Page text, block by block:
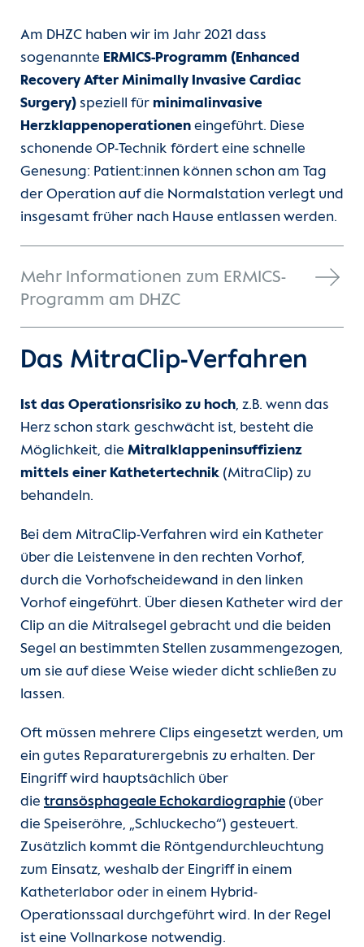
Am DHZC haben wir im Jahr 2021 dass
sogenannte ERMICS-Programm (Enhanced
Recovery After Minimally Invasive Cardiac
Surgery) speziell für minimalinvasive
Herzklappenoperationen eingeführt. Diese
schonende OP-Technik fördert eine schnelle
Genesung: Patient:innen können schon am Tag
der Operation auf die Normalstation verlegt und
insgesamt früher nach Hause entlassen werden.
Mehr Informationen zum ERMICS-
Programm am DHZC
Das MitraClip-Verfahren
Ist das Operationsrisiko zu hoch, z.B. wenn das
Herz schon stark geschwächt ist, besteht die
Möglichkeit, die Mitralklappeninsuffizienz
mittels einer Kathetertechnik (MitraClip) zu
behandeln.
Bei dem MitraClip-Verfahren wird ein Katheter
über die Leistenvene in den rechten Vorhof,
durch die Vorhofscheidewand in den linken
Vorhof eingeführt. Über diesen Katheter wird der
Clip an die Mitralsegel gebracht und die beiden
Segel an bestimmten Stellen zusammengezogen,
um sie auf diese Weise wieder dicht schließen zu
lassen.
Oft müssen mehrere Clips eingesetzt werden, um
ein gutes Reparaturergebnis zu erhalten. Der
Eingriff wird hauptsächlich über
die transösphageale Echokardiographie (über
die Speiseröhre, „Schluckecho“) gesteuert.
Zusätzlich kommt die Röntgendurchleuchtung
zum Einsatz, weshalb der Eingriff in einem
Katheterlabor oder in einem Hybrid-
Operationssaal durchgeführt wird. In der Regel
ist eine Vollnarkose notwendig.